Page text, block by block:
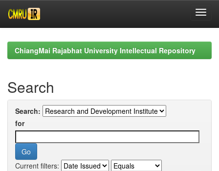
navigationChiangMai Rajabhat University Intellectual Repository
Search
Search:
for
Current filters: